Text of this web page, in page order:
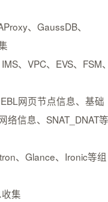
、GaussDB、
、VPC、EVS、FSM
网页节点信息、基础
络信息、SNAT_DNAT等
、Glance、Ironic等组
集